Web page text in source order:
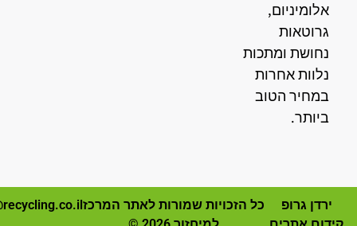
אלומיניום,
גרוטאות
נחושת ומתכות
נלוות אחרות
במחיר הטוב
ביותר.
ירדן גרופ
כל הזכויות שמורות לאתר המרכז